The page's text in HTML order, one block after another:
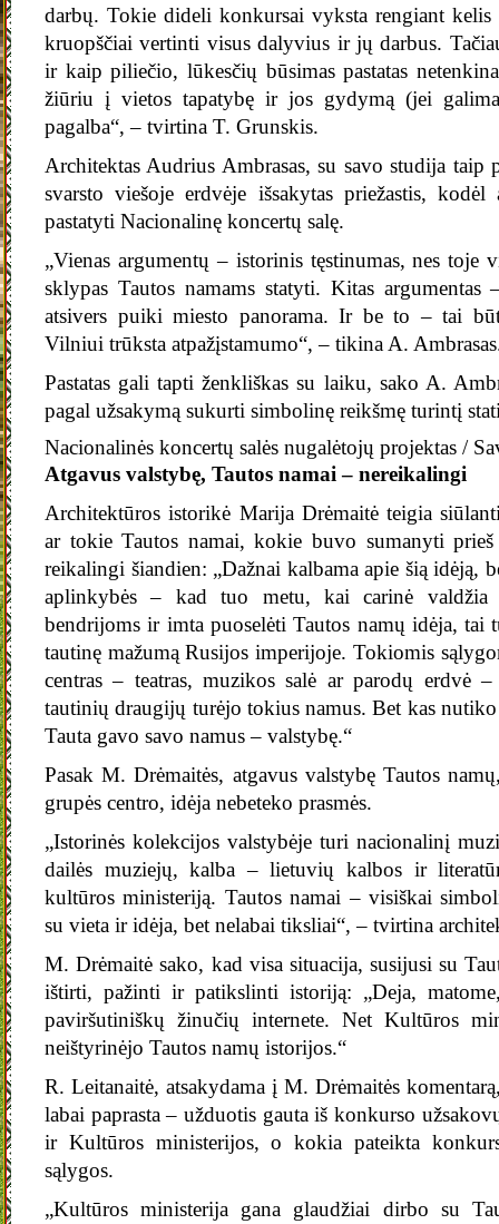
darbų. Tokie dideli konkursai vyksta rengiant kelis
kruopščiai vertinti visus dalyvius ir jų darbus.
ir kaip piliečio, lūkesčių būsimas pastatas
žiūriu į vietos tapatybę ir jos gydymą (jei
pagalba“, – tvirtina T. Grunskis.
Architektas Audrius Ambrasas, su savo studija taip
svarsto viešoje erdvėje išsakytas priežastis,
pastatyti Nacionalinę koncertų salę.
„Vienas argumentų – istorinis tęstinumas, nes toje
sklypas Tautos namams statyti. Kitas
atsivers puiki miesto panorama. Ir be to – tai
Vilniui trūksta atpažįstamumo“, – tikina A.
Pastatas gali tapti ženkliškas su laiku, sako A.
pagal užsakymą sukurti simbolinę reikšmę turintį
Nacionalinės koncertų salės nugalėtojų projektas /
Atgavus valstybę, Tautos namai – nereikalingi
Architektūros istorikė Marija Drėmaitė teigia
ar tokie Tautos namai, kokie buvo sumanyti
reikalingi šiandien: „Dažnai kalbama apie šią idėją,
aplinkybės – kad tuo metu, kai carinė valdžia
bendrijoms ir imta puoselėti Tautos namų idėja, tai
tautinę mažumą Rusijos imperijoje. Tokiomis
centras – teatras, muzikos salė ar parodų erdvė
tautinių draugijų turėjo tokius namus. Bet kas
Tauta gavo savo namus – valstybę.“
Pasak M. Drėmaitės, atgavus valstybę Tautos
grupės centro, idėja nebeteko prasmės.
„Istorinės kolekcijos valstybėje turi nacionalinį
dailės muziejų, kalba – lietuvių kalbos ir
kultūros ministeriją. Tautos namai – visiškai
su vieta ir idėja, bet nelabai tiksliai“, – tvirtina
M. Drėmaitė sako, kad visa situacija, susijusi su
ištirti, pažinti ir patikslinti istoriją: „Deja,
paviršutiniškų žinučių internete. Net Kultūros
neištyrinėjo Tautos namų istorijos.“
R. Leitanaitė, atsakydama į M. Drėmaitės
labai paprasta – užduotis gauta iš konkurso
ir Kultūros ministerijos, o kokia pateikta
sąlygos.
„Kultūros ministerija gana glaudžiai dirbo su